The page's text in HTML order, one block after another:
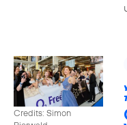
Credits: Simon